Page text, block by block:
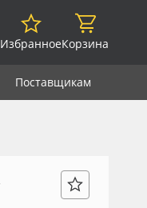
ИзбранноеКорзина
Поставщикам